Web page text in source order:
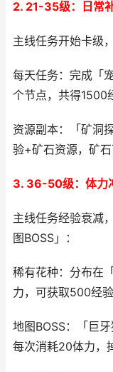
2. 21-35级：日常
主线任务开始卡级
每天任务：完成「
个节点，共得1500
资源副本：「矿洞
验+矿石资源，矿
3. 36-50级：体力
主线任务经验衰减
图BOSS」：
稀有花种：分布在
力，可获取500经
地图BOSS：「巨
每次消耗20体力，